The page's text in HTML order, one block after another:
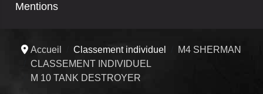
Mentions
Accueil Classement individuel
M4 SHERMAN
CLASSEMENT INDIVIDUEL
M 10 TANK DESTROYER